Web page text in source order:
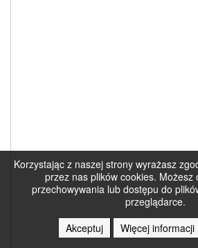
Korzystając z naszej strony wyrażasz
przez nas plików cookies. Możesz
przechowywania lub dostępu do
przeglądarce.
Akceptuj
Więcej informacji